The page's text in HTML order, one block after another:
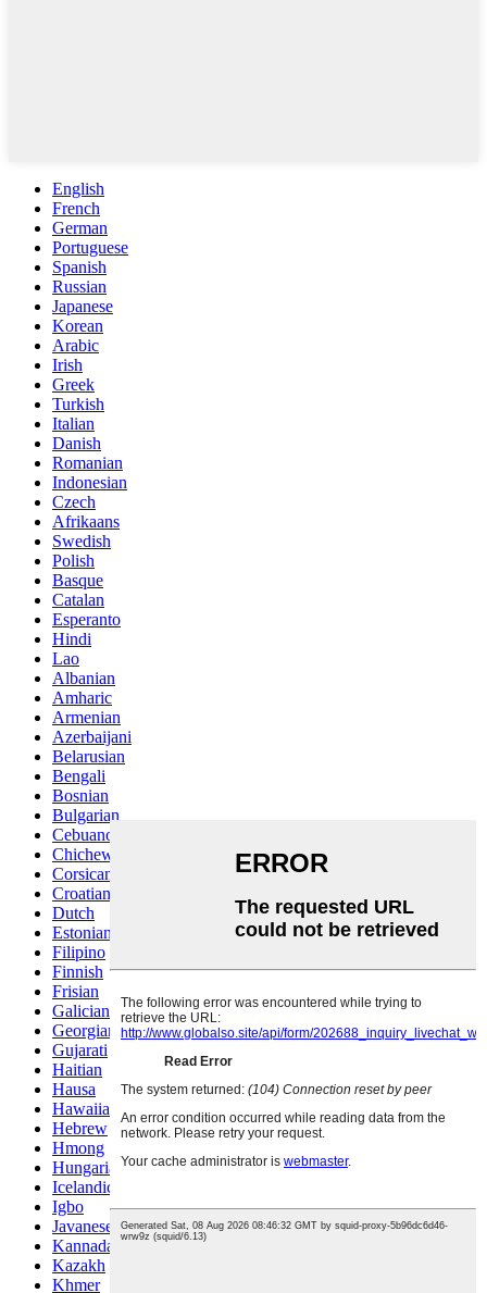
English
French
German
Portuguese
Spanish
Russian
Japanese
Korean
Arabic
Irish
Greek
Turkish
Italian
Danish
Romanian
Indonesian
Czech
Afrikaans
Swedish
Polish
Basque
Catalan
Esperanto
Hindi
Lao
Albanian
Amharic
Armenian
Azerbaijani
Belarusian
Bengali
Bosnian
Bulgarian
Cebuano
Chichewa
Corsican
Croatian
Dutch
Estonian
Filipino
Finnish
Frisian
Galician
Georgian
Gujarati
Haitian
Hausa
Hawaiian
Hebrew
Hmong
Hungarian
Icelandic
Igbo
Javanese
Kannada
Kazakh
Khmer